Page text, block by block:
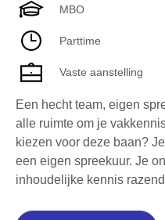
MBO
Parttime
Vaste aanstelling
Een hecht team, eigen
alle ruimte om je
kiezen voor deze baan?
een eigen spreekuur. Je
inhoudelijke kennis